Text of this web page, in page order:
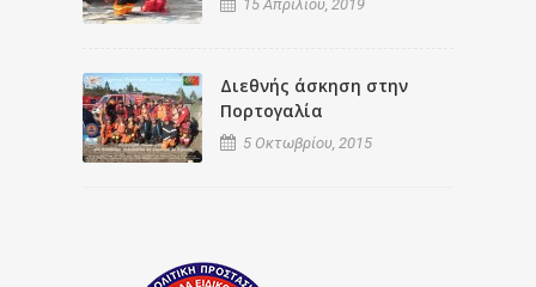
15 Απριλίου, 2019
Διεθνής άσκηση στην
Πορτογαλία
5 Οκτωβρίου, 2015